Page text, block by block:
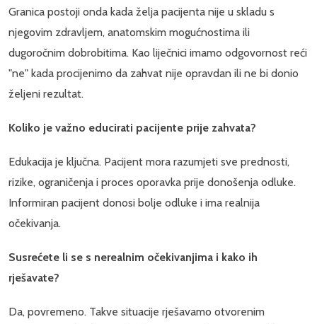
Granica postoji onda kada želja pacijenta nije u skladu s
njegovim zdravljem, anatomskim mogućnostima ili
dugoročnim dobrobitima. Kao liječnici imamo odgovornost reći
"ne" kada procijenimo da zahvat nije opravdan ili ne bi donio
željeni rezultat.
Koliko je važno educirati pacijente prije zahvata?
Edukacija je ključna. Pacijent mora razumjeti sve prednosti,
rizike, ograničenja i proces oporavka prije donošenja odluke.
Informiran pacijent donosi bolje odluke i ima realnija
očekivanja.
Susrećete li se s nerealnim očekivanjima i kako ih
rješavate?
Da, povremeno. Takve situacije rješavamo otvorenim